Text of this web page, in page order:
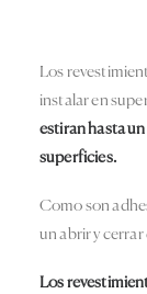
Los
instalar en
estiran hasta
superficies.
Como son
un abrir y cerrar
Los